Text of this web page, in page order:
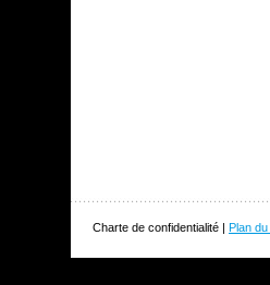
Charte de confidentialité | Plan